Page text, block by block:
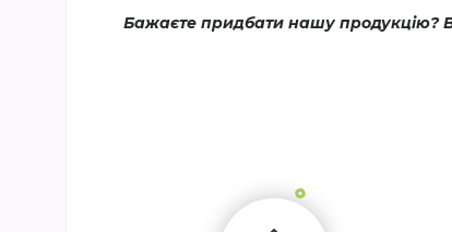
Бажаєте придбати нашу продукцію?